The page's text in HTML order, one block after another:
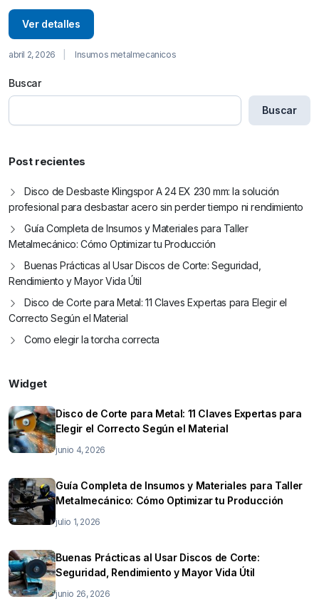
Ver detalles
abril 2, 2026 Insumos metalmecanicos
Buscar
Buscar
Post recientes
Disco de Desbaste Klingspor A 24 EX 230 mm: la solución
profesional para desbastar acero sin perder tiempo ni rendimiento
Guía Completa de Insumos y Materiales para Taller
Metalmecánico: Cómo Optimizar tu Producción
Buenas Prácticas al Usar Discos de Corte: Seguridad,
Rendimiento y Mayor Vida Útil
Disco de Corte para Metal: 11 Claves Expertas para Elegir el
Correcto Según el Material
Como elegir la torcha correcta
Widget
Disco de Corte para Metal: 11 Claves Expertas para
Elegir el Correcto Según el Material
junio 4, 2026
Guía Completa de Insumos y Materiales para Taller
Metalmecánico: Cómo Optimizar tu Producción
julio 1, 2026
Buenas Prácticas al Usar Discos de Corte:
Seguridad, Rendimiento y Mayor Vida Útil
junio 26, 2026